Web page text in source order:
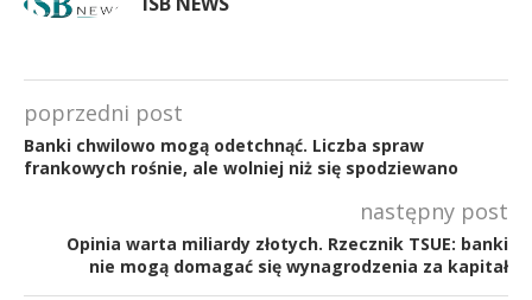
poprzedni post
Banki chwilowo mogą odetchnąć. Liczba spraw
frankowych rośnie, ale wolniej niż się spodziewano
następny post
Opinia warta miliardy złotych. Rzecznik TSUE: banki
nie mogą domagać się wynagrodzenia za kapitał